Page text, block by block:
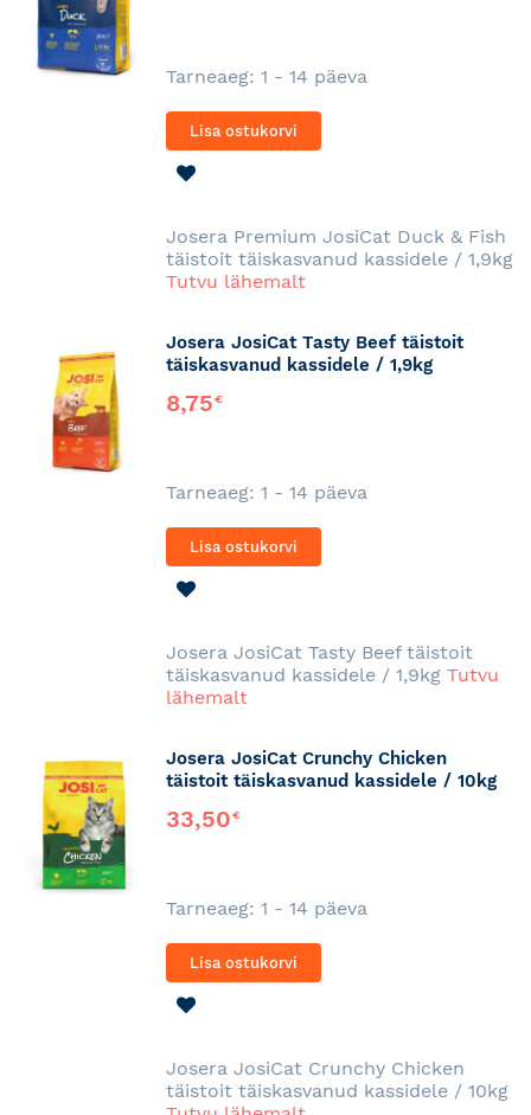
Tarneaeg: 1 - 14 päeva
Lisa ostukorvi
Josera Premium JosiCat Duck & Fish
täistoit täiskasvanud kassidele / 1,9kg
Tutvu lähemalt
Josera JosiCat Tasty Beef täistoit
täiskasvanud kassidele / 1,9kg
8,75€
Tarneaeg: 1 - 14 päeva
Lisa ostukorvi
Josera JosiCat Tasty Beef täistoit
täiskasvanud kassidele / 1,9kg Tutvu
lähemalt
Josera JosiCat Crunchy Chicken
täistoit täiskasvanud kassidele / 10kg
33,50€
Tarneaeg: 1 - 14 päeva
Lisa ostukorvi
Josera JosiCat Crunchy Chicken
täistoit täiskasvanud kassidele / 10kg